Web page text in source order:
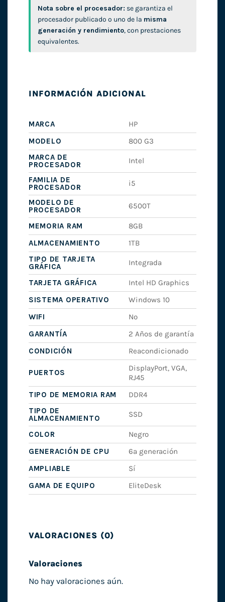
Nota sobre el procesador: se garantiza el
procesador publicado o uno de la misma
generación y rendimiento, con prestaciones
equivalentes.
INFORMACIÓN ADICIONAL
MARCA
HP
MODELO
800 G3
MARCA DE
PROCESADOR
Intel
FAMILIA DE
PROCESADOR
i5
MODELO DE
PROCESADOR
6500T
MEMORIA RAM
8GB
ALMACENAMIENTO
1TB
TIPO DE TARJETA
GRÁFICA
Integrada
TARJETA GRÁFICA
Intel HD Graphics
SISTEMA OPERATIVO
Windows 10
WIFI
No
GARANTÍA
2 Años de garantía
CONDICIÓN
Reacondicionado
PUERTOS
DisplayPort, VGA,
RJ45
TIPO DE MEMORIA RAM
DDR4
TIPO DE
ALMACENAMIENTO
SSD
COLOR
Negro
GENERACIÓN DE CPU
6ª generación
AMPLIABLE
Sí
GAMA DE EQUIPO
EliteDesk
VALORACIONES (0)
Valoraciones
No hay valoraciones aún.